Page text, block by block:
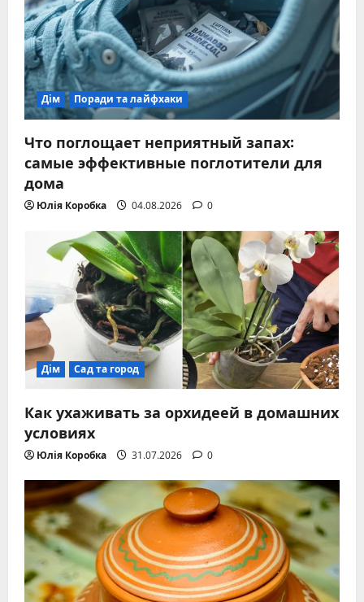
Дім Поради та лайфхаки
Что поглощает неприятный запах:
самые эффективные поглотители для
дома
Юлія Коробка 04.08.2026 0
Дім Сад та город
Как ухаживать за орхидеей в домашних
условиях
Юлія Коробка 31.07.2026 0